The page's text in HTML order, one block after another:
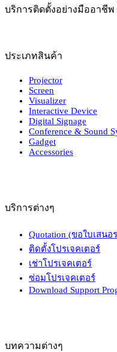
บริการติดตั้งอย่างมืออาชีพ
ประเภทสินค้า
Projector
Screen
Visualizer
Interactive Device
Digital Signage
Conference & Sound
Gadget
Accessories
บริการต่างๆ
Quotation (ขอใบเสนอ
ติดตั้งโปรเจคเตอร์
เช่าโปรเจคเตอร์
ซ่อมโปรเจคเตอร์
Download Support
บทความต่างๆ